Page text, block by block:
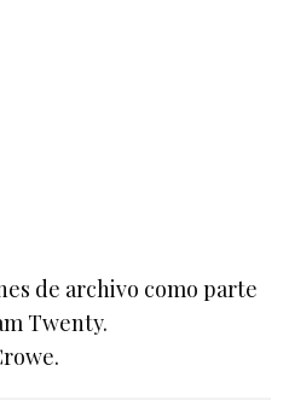
de archivo como parte
Twenty.